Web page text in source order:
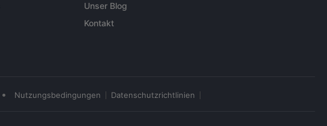
Unser Blog
Kontakt
• Nutzungsbedingungen Datenschutzrichtlinien